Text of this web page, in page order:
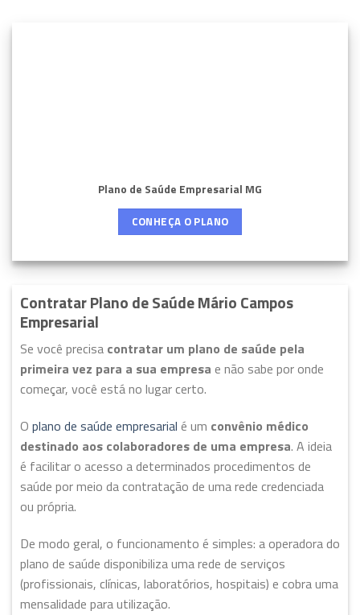
Plano de Saúde Empresarial MG
CONHEÇA O PLANO
Contratar Plano de Saúde Mário Campos
Empresarial
Se você precisa contratar um plano de saúde pela
primeira vez para a sua empresa e não sabe por onde
começar, você está no lugar certo.
O plano de saúde empresarial é um convênio médico
destinado aos colaboradores de uma empresa. A ideia
é facilitar o acesso a determinados procedimentos de
saúde por meio da contratação de uma rede credenciada
ou própria.
De modo geral, o funcionamento é simples: a operadora do
plano de saúde disponibiliza uma rede de serviços
(profissionais, clínicas, laboratórios, hospitais) e cobra uma
mensalidade para utilização.